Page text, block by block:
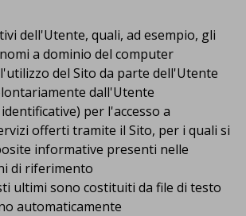
dell'Utente, quali, ad esempio, gli
a dominio del computer
del Sito da parte dell'Utente
dall'Utente
per l'accesso a
offerti tramite il Sito, per i quali si
informative presenti nelle
di riferimento
ultimi sono costituiti da file di testo
automaticamente